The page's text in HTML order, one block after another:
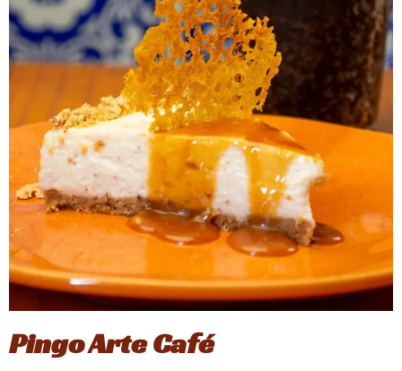
Pingo Arte Café